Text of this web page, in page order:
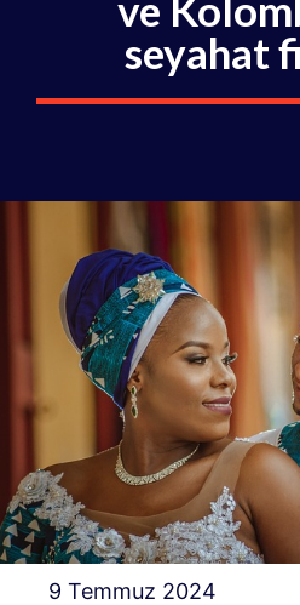
seyahat
9 Temmuz 2024